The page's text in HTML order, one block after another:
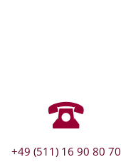
+49 (511) 16 90 80 70